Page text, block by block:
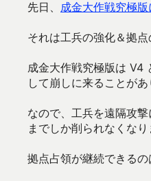
先日、 成金大作戦究極
それは工兵の強化＆拠
成金大作戦究極版は V4
して崩しに来ることが
なので、工兵を遠隔攻
までしか削られなくなり
拠点占領が継続できる